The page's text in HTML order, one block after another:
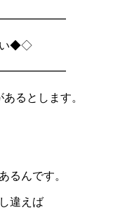
い◆◇
るとします。
るんです。
違えば